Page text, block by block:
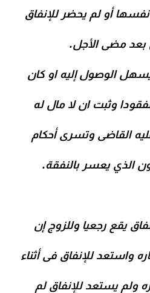
أو لم يحضر للإنفاق
بعد مضى الأجل.
يسهل الوصول إليه او كان
وثبت ان لا مال له
القاضى وتسرى أحكام
الذي يعسر بالنفقة.
يقع رجعيا وللزوج إن
واستعد للإنفاق فى أثناء
ولم يستعد للإنفاق لم